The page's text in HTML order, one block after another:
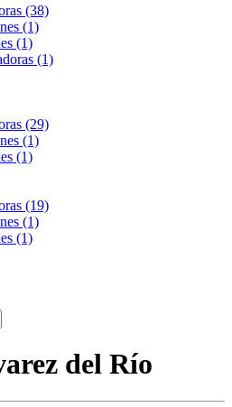
(38)
(1)
(1)
(1)
(29)
(1)
(1)
(19)
(1)
(1)
del Río